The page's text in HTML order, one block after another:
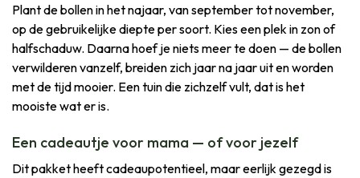
Plant de bollen in het najaar, van september tot november,
op de gebruikelijke diepte per soort. Kies een plek in zon of
halfschaduw. Daarna hoef je niets meer te doen — de bollen
verwilderen vanzelf, breiden zich jaar na jaar uit en worden
met de tijd mooier. Een tuin die zichzelf vult, dat is het
mooiste wat er is.
Een cadeautje voor mama — of voor jezelf
Dit pakket heeft cadeaupotentieel, maar eerlijk gezegd is